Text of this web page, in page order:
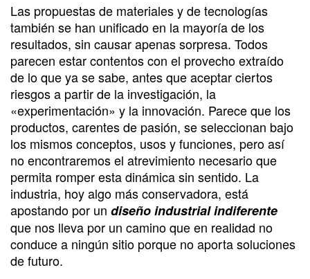
Las propuestas de materiales y de tecnologías
también se han unificado en la mayoría de los
resultados, sin causar apenas sorpresa. Todos
parecen estar contentos con el provecho extraído
de lo que ya se sabe, antes que aceptar ciertos
riesgos a partir de la investigación, la
«experimentación» y la innovación. Parece que los
productos, carentes de pasión, se seleccionan bajo
los mismos conceptos, usos y funciones, pero así
no encontraremos el atrevimiento necesario que
permita romper esta dinámica sin sentido. La
industria, hoy algo más conservadora, está
apostando por un diseño industrial indiferente
que nos lleva por un camino que en realidad no
conduce a ningún sitio porque no aporta soluciones
de futuro.